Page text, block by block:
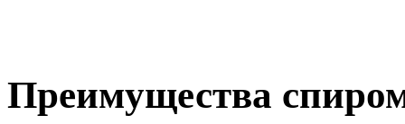
Преимущества